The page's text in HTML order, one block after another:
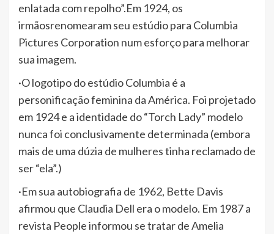
enlatada com repolho”.Em 1924, os
irmãosrenomearam seu estúdio para Columbia
Pictures Corporation num esforço para melhorar
sua imagem.
·O logotipo do estúdio Columbia é a
personificação feminina da América. Foi projetado
em 1924 e a identidade do “Torch Lady” modelo
nunca foi conclusivamente determinada (embora
mais de uma dúzia de mulheres tinha reclamado de
ser “ela”.)
·Em sua autobiografia de 1962, Bette Davis
afirmou que Claudia Dell era o modelo. Em 1987 a
revista People informou se tratar de Amelia